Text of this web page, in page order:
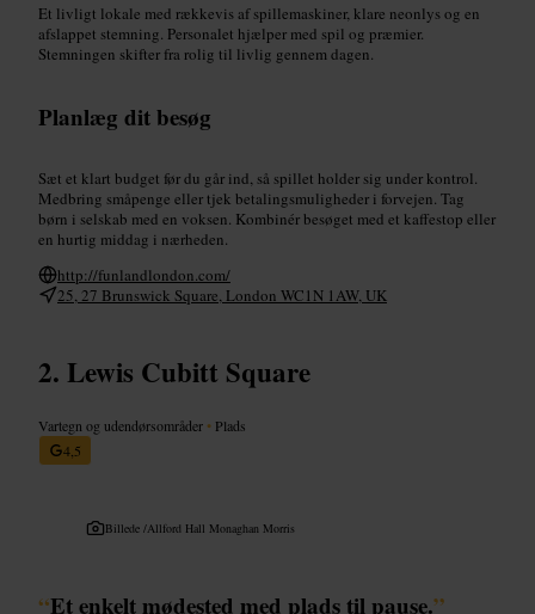
Et livligt lokale med rækkevis af spillemaskiner, klare neonlys og en
afslappet stemning. Personalet hjælper med spil og præmier.
Stemningen skifter fra rolig til livlig gennem dagen.
Planlæg dit besøg
Sæt et klart budget før du går ind, så spillet holder sig under kontrol.
Medbring småpenge eller tjek betalingsmuligheder i forvejen. Tag
børn i selskab med en voksen. Kombinér besøget med et kaffestop eller
en hurtig middag i nærheden.
http://funlandlondon.com/
25, 27 Brunswick Square, London WC1N 1AW, UK
Lewis Cubitt Square
Vartegn og udendørsområder • Plads
4,5
Billede /Allford Hall Monaghan Morris
“Et enkelt mødested med plads til pause.”